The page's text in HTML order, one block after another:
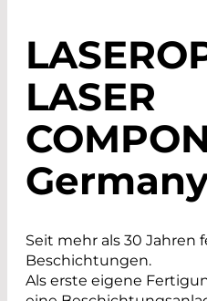
LASER
Seit mehr als 30
Beschichtungen.
Als erste eigene